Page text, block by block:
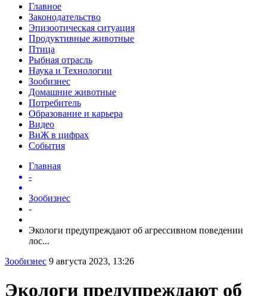
Главное
Законодательство
Эпизоотическая ситуация
Продуктивные животные
Птица
Рыбная отрасль
Наука и Технологии
Зообизнес
Домашние животные
Потребитель
Образование и карьера
Видео
ВиЖ в цифрах
События
Главная
-
Зообизнес
-
Экологи предупреждают об агрессивном поведении
лос...
Зообизнес 9 августа 2023, 13:26
Экологи предупреждают об